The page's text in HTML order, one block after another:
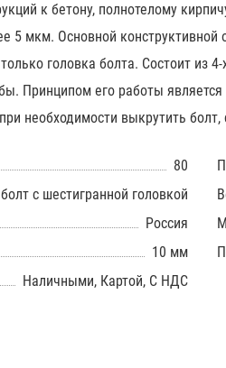
к бетону, полнотелому
Основной конструктивной
головка болта. Состоит из
Принципом его работы
необходимости выкрутить
80
с шестигранной головкой
Россия
10 мм
Наличными, Картой, С НДС